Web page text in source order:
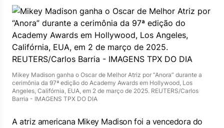
Mikey Madison ganha o Oscar de Melhor Atriz por “Anora” durante a
cerimônia da 97ª edição do Academy Awards em Hollywood, Los
Angeles, Califórnia, EUA, em 2 de março de 2025. REUTERS/Carlos
Barria - IMAGENS TPX DO DIA
A atriz americana Mikey Madison foi a vencedora do